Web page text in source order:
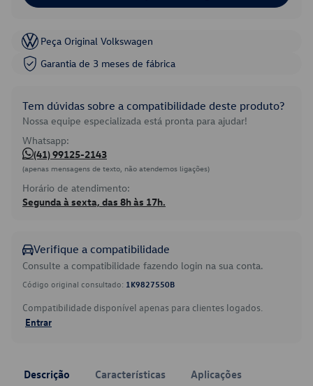
Peça Original Volkswagen
Garantia de 3 meses de fábrica
Tem dúvidas sobre a compatibilidade deste produto?
Nossa equipe especializada está pronta para ajudar!
Whatsapp:
(41) 99125-2143
(apenas mensagens de texto, não atendemos ligações)
Horário de atendimento:
Segunda à sexta, das 8h às 17h.
Verifique a compatibilidade
Consulte a compatibilidade fazendo login na sua conta.
Código original consultado: 1K9827550B
Compatibilidade disponível apenas para clientes logados.
Entrar
Descrição Características Aplicações